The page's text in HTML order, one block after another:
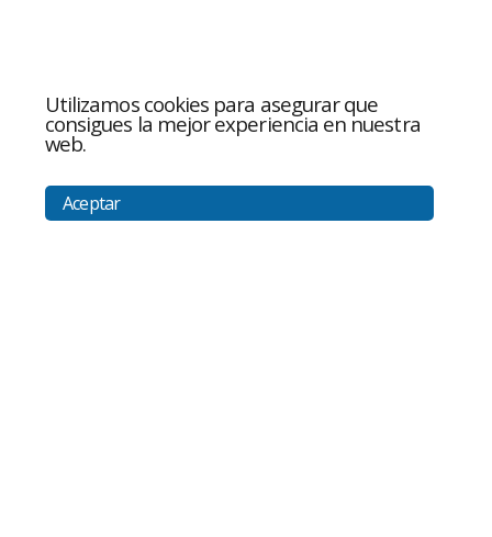
Utilizamos cookies para asegurar que
consigues la mejor experiencia en nuestra
web.
Aceptar